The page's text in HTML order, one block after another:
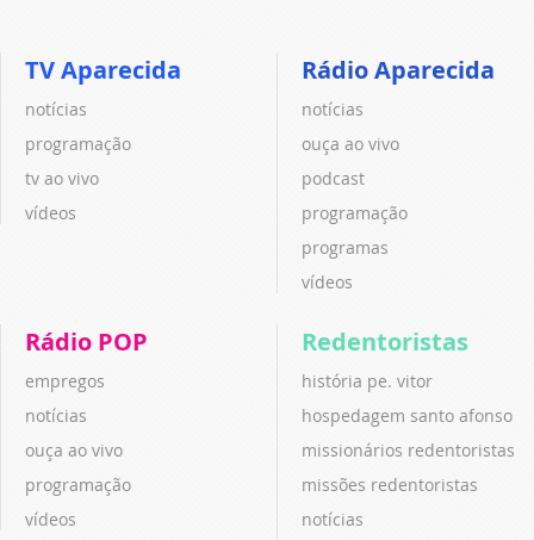
TV Aparecida
notícias
programação
tv ao vivo
vídeos
Rádio Aparecida
notícias
ouça ao vivo
podcast
programação
programas
vídeos
Rádio POP
empregos
notícias
ouça ao vivo
programação
vídeos
Redentoristas
história pe. vitor
hospedagem santo afonso
missionários redentoristas
missões redentoristas
notícias